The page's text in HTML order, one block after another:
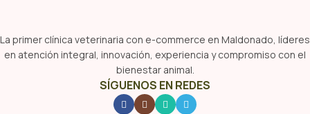
La primer clínica veterinaria con e-commerce en Maldonado, líderes
en atención integral, innovación, experiencia y compromiso con el
bienestar animal.
SÍGUENOS EN REDES